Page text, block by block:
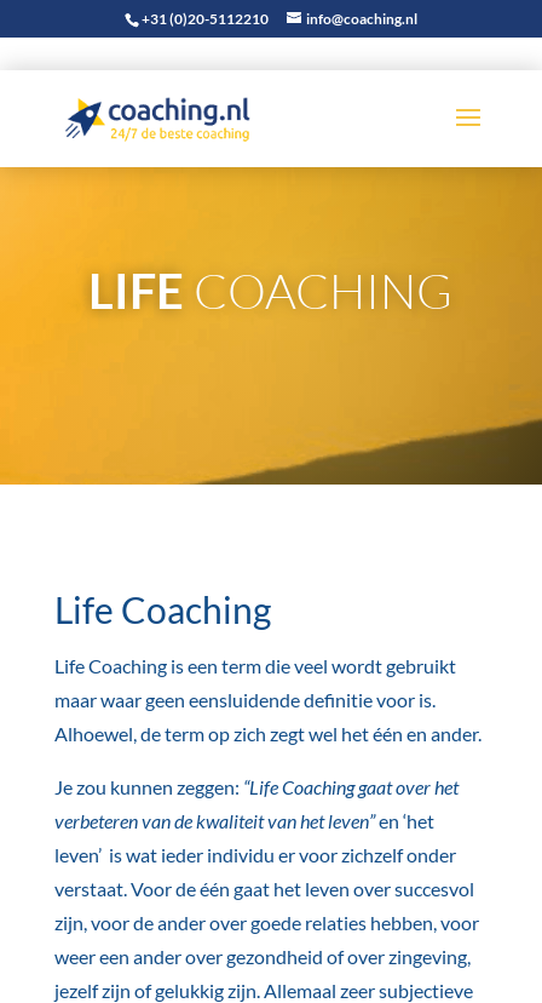
+31 (0)20-5112210 info@coaching.nl
LIFE COACHING
Life Coaching
Life Coaching is een term die veel wordt gebruikt
maar waar geen eensluidende definitie voor is.
Alhoewel, de term op zich zegt wel het één en ander.
Je zou kunnen zeggen: “Life Coaching gaat over het
verbeteren van de kwaliteit van het leven”en ‘het
leven’ is wat ieder individu er voor zichzelf onder
verstaat. Voor de één gaat het leven over succesvol
zijn, voor de ander over goede relaties hebben, voor
weer een ander over gezondheid of over zingeving,
jezelf zijn of gelukkig zijn. Allemaal zeer subjectieve